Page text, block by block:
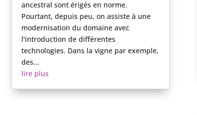
ancestral sont érigés en norme.
Pourtant, depuis peu, on assiste à une
modernisation du domaine avec
l'introduction de différentes
technologies. Dans la vigne par exemple,
des...
lire plus